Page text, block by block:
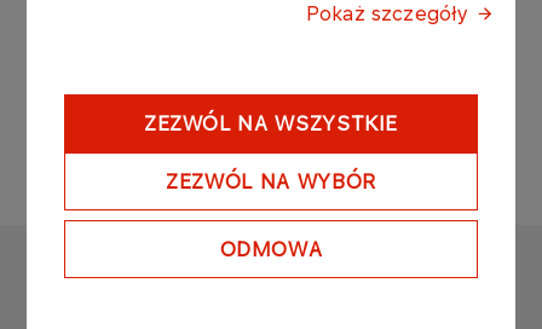
Pokaż szczegóły
ZEZWÓL NA WSZYSTKIE
ZEZWÓL NA WYBÓR
ODMOWA
ORLEN